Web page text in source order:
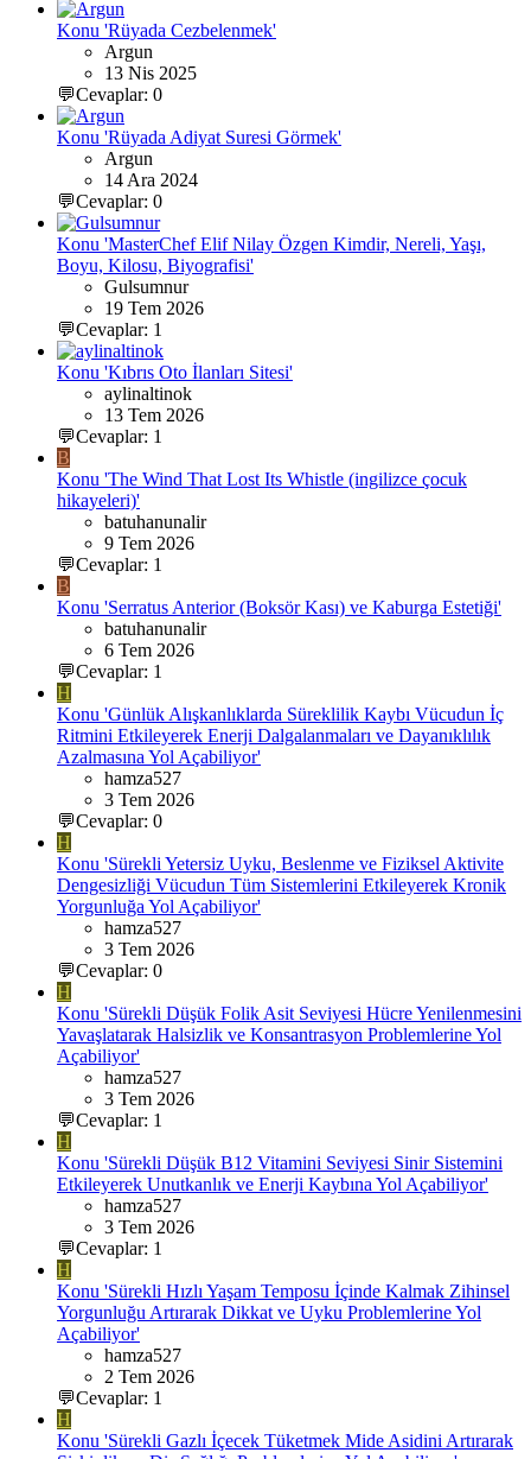
Konu 'Rüyada Cezbelenmek'
Argun
13 Nis 2025
💬Cevaplar: 0
Konu 'Rüyada Adiyat Suresi Görmek'
Argun
14 Ara 2024
💬Cevaplar: 0
Konu 'MasterChef Elif Nilay Özgen Kimdir, Nereli, Yaşı,
Boyu, Kilosu, Biyografisi'
Gulsumnur
19 Tem 2026
💬Cevaplar: 1
Konu 'Kıbrıs Oto İlanları Sitesi'
aylinaltinok
13 Tem 2026
💬Cevaplar: 1
B
Konu 'The Wind That Lost Its Whistle (ingilizce çocuk
hikayeleri)'
batuhanunalir
9 Tem 2026
💬Cevaplar: 1
B
Konu 'Serratus Anterior (Boksör Kası) ve Kaburga Estetiği'
batuhanunalir
6 Tem 2026
💬Cevaplar: 1
H
Konu 'Günlük Alışkanlıklarda Süreklilik Kaybı Vücudun İç
Ritmini Etkileyerek Enerji Dalgalanmaları ve Dayanıklılık
Azalmasına Yol Açabiliyor'
hamza527
3 Tem 2026
💬Cevaplar: 0
H
Konu 'Sürekli Yetersiz Uyku, Beslenme ve Fiziksel Aktivite
Dengesizliği Vücudun Tüm Sistemlerini Etkileyerek Kronik
Yorgunluğa Yol Açabiliyor'
hamza527
3 Tem 2026
💬Cevaplar: 0
H
Konu 'Sürekli Düşük Folik Asit Seviyesi Hücre Yenilenmesini
Yavaşlatarak Halsizlik ve Konsantrasyon Problemlerine Yol
Açabiliyor'
hamza527
3 Tem 2026
💬Cevaplar: 1
H
Konu 'Sürekli Düşük B12 Vitamini Seviyesi Sinir Sistemini
Etkileyerek Unutkanlık ve Enerji Kaybına Yol Açabiliyor'
hamza527
3 Tem 2026
💬Cevaplar: 1
H
Konu 'Sürekli Hızlı Yaşam Temposu İçinde Kalmak Zihinsel
Yorgunluğu Artırarak Dikkat ve Uyku Problemlerine Yol
Açabiliyor'
hamza527
2 Tem 2026
💬Cevaplar: 1
H
Konu 'Sürekli Gazlı İçecek Tüketmek Mide Asidini Artırarak